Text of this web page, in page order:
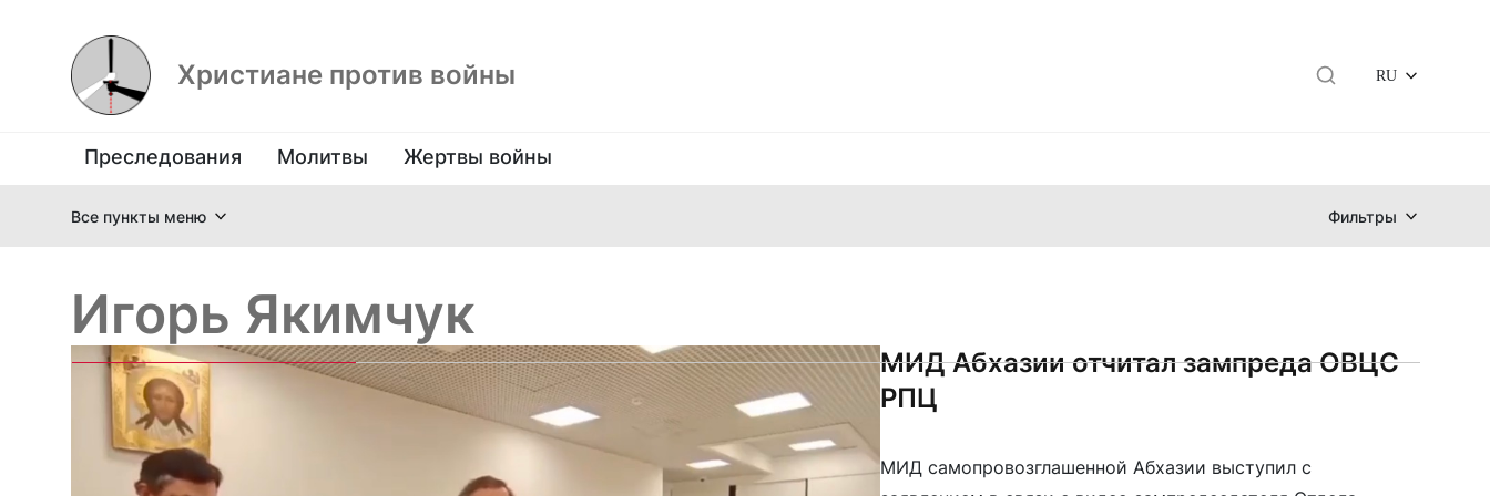
Христиане против войны RU
Преследования Молитвы Жертвы войны
Все пункты меню Фильтры
Игорь Якимчук
МИД Абхазии отчитал зампреда ОВЦС
РПЦ
МИД самопровозглашенной Абхазии выступил с